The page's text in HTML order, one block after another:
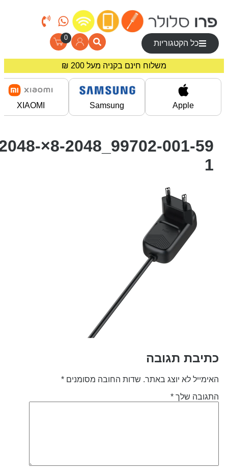
כל הקטגוריות
0
משלוח חינם בקניה מעל 200 ₪
מחירים מיוחדים לרוכשים באתר!
Apple
Samsung
XIAOMI
99702-001-59_8-2048×2048-
תגובה
לא יוצג באתר. שדות החובה מסומנים*
שלך*